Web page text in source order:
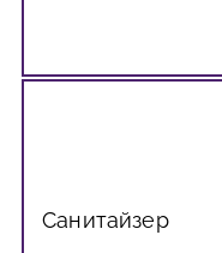
Санитайзер